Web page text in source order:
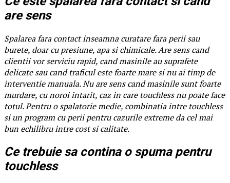
are sens
Spalarea fara contact inseamna curatare fara perii sau
burete, doar cu presiune, apa si chimicale. Are sens cand
clientii vor serviciu rapid, cand masinile au suprafete
delicate sau cand traficul este foarte mare si nu ai timp de
interventie manuala. Nu are sens cand masinile sunt foarte
murdare, cu noroi intarit, caz in care touchless nu poate face
totul. Pentru o spalatorie medie, combinatia intre touchless
si un program cu perii pentru cazurile extreme da cel mai
bun echilibru intre cost si calitate.
Ce trebuie sa contina o spuma pentru
touchless